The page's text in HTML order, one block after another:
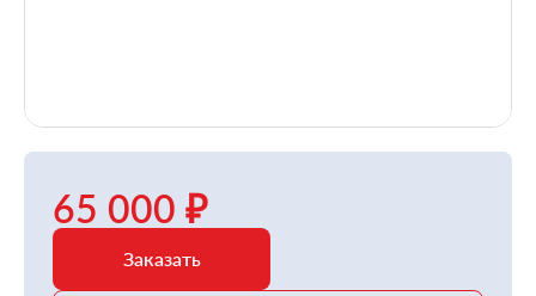
65 000 ₽
Заказать